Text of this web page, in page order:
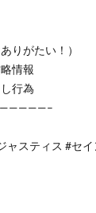
りがたい！）
情報
行為
ャスティス #セ